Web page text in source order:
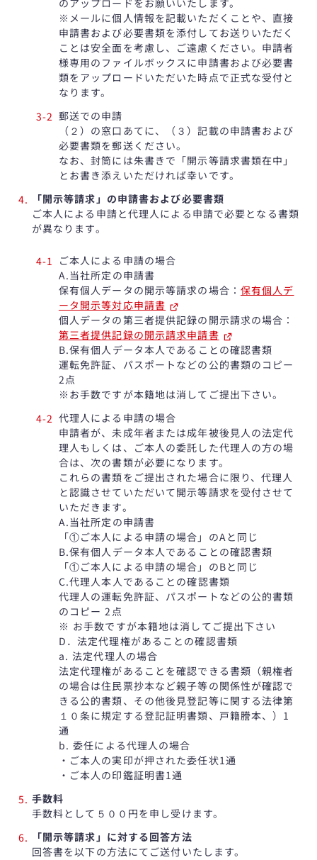
のアップロードをお願いいたします。
※メールに個人情報を記載いただくことや、直接
申請書および必要書類を添付してお送りいただく
ことは安全面を考慮し、ご遠慮ください。申請者
様専用のファイルボックスに申請書および必要書
類をアップロードいただいた時点で正式な受付と
なります。
郵送での申請
（２）の窓口あてに、（３）記載の申請書および
必要書類を郵送ください。
なお、封筒には朱書きで「開示等請求書類在中」
とお書き添えいただければ幸いです。
「開示等請求」の申請書および必要書類
ご本人による申請と代理人による申請で必要となる書類
が異なります。
ご本人による申請の場合
A.当社所定の申請書
保有個人データの開示等請求の場合： 保有個人デ
ータ開示等対応申請書
個人データの第三者提供記録の開示請求の場合：
第三者提供記録の開示請求申請書
B.保有個人データ本人であることの確認書類
運転免許証、パスポートなどの公的書類のコピー
2点
※お手数ですが本籍地は消してご提出下さい。
代理人による申請の場合
申請者が、未成年者または成年被後見人の法定代
理人もしくは、ご本人の委託した代理人の方の場
合は、次の書類が必要になります。
これらの書類をご提出された場合に限り、代理人
と認識させていただいて開示等請求を受付させて
いただきます。
A.当社所定の申請書
「①ご本人による申請の場合」のAと同じ
B.保有個人データ本人であることの確認書類
「①ご本人による申請の場合」のBと同じ
C.代理人本人であることの確認書類
代理人の運転免許証、パスポートなどの公的書類
のコピー 2点
※ お手数ですが本籍地は消してご提出下さい
D．法定代理権があることの確認書類
a. 法定代理人の場合
法定代理権があることを確認できる書類（親権者
の場合は住民票抄本など親子等の関係性が確認で
きる公的書類、その他後見登記等に関する法律第
１０条に規定する登記証明書類、戸籍謄本、）1
通
b. 委任による代理人の場合
・ご本人の実印が押された委任状1通
・ご本人の印鑑証明書1通
手数料
手数料として５００円を申し受けます。
「開示等請求」に対する回答方法
回答書を以下の方法にてご送付いたします。